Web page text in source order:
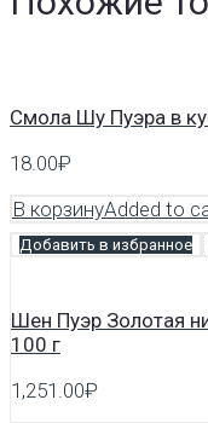
Смола Шу Пуэра в
18.00₽
В корзинуAdded to
Добавить в избранное
Шен Пуэр Золотая
100 г
1,251.00₽